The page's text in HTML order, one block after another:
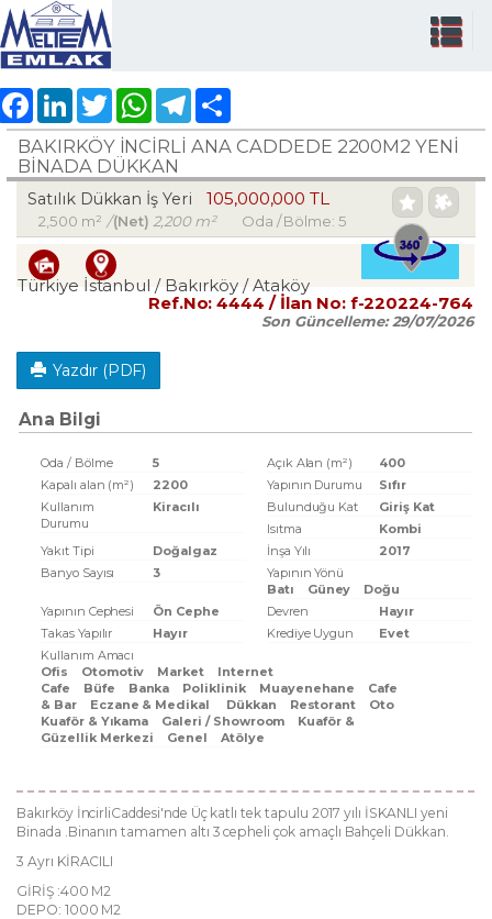
FacebookLinkedInTwitter WhatsAppTelegram
BAKIRKÖY İNCİRLİ ANA CADDEDE 2200M2 YENİ
BİNADA DÜKKAN
Satılık Dükkan İş Yeri 105,000,000 TL
2,500 m² /(Net) 2,200 m² Oda / Bölme: 5
Türkiye İstanbul / Bakırköy/ Ataköy
Ref.No:4444 / İlan No: f-220224-764
Son Güncelleme:29/07/2026
Yazdır (PDF)
Ana Bilgi
Oda / Bölme 5 Açık Alan (m²)
400
Kapalı alan (m²)
2200 Yapının Durumu
Sıfır
Kullanım
Durumu
Kiracılı Bulunduğu Kat
Giriş Kat
Isıtma
Kombi
Yakıt Tipi
Doğalgaz İnşa Yılı
2017
Banyo Sayısı
3
Yapının Yönü
Batı
Güney
Doğu
Yapının Cephesi
Ön Cephe Devren
Hayır
Takas Yapılır
Hayır Krediye Uygun
Evet
Kullanım Amacı
Ofis
Otomotiv Market
Internet
Cafe
Büfe Banka Poliklinik Muayenehane
Cafe
& Bar
Eczane & Medikal Dükkan Restorant
Oto
Kuaför & Yıkama
Galeri / Showroom
Kuaför &
Güzellik Merkezi
Genel Atölye
Bakırköy İncirliCaddesi'nde Üç katlı tek tapulu 2017 yılı İSKANLI yeni
Binada .Binanın tamamen altı 3 cepheli çok amaçlı Bahçeli Dükkan.
3 Ayrı KİRACILI
GİRİŞ :400 M2
DEPO: 1000 M2